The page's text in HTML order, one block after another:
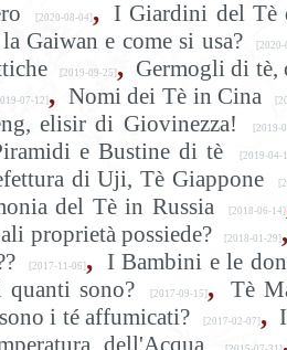
[2020-08-04] , I Giardini del Tè
Gaiwan e come si usa? [2020-
[2019-09-25] , Germogli di tè,
07-12] , Nomi dei Tè in Cina
elisir di Giovinezza! [2019-
e Bustine di tè [2019-04-
di Uji, Tè Giappone
del Tè in Russia [2018-06-14]
proprietà possiede? [2018-01-29] ,
[2017-11-06] , I Bambini e le
quanti sono? [2017-09-15] , Tè
i té affumicati? [2017-02-07] ,
dell'Acqua